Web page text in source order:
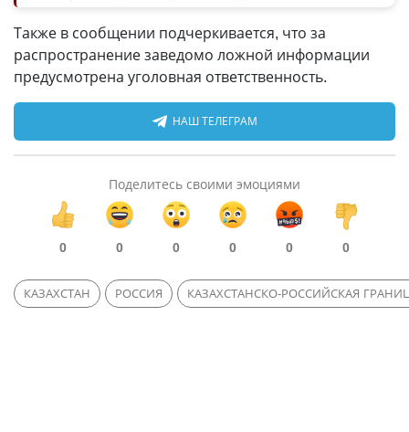
Также в сообщении подчеркивается, что за
распространение заведомо ложной информации
предусмотрена уголовная ответственность.
НАШ ТЕЛЕГРАМ
Поделитесь своими эмоциями
0 0 0 0 0 0
КАЗАХСТАН РОССИЯ КАЗАХСТАНСКО-РОССИЙСКАЯ